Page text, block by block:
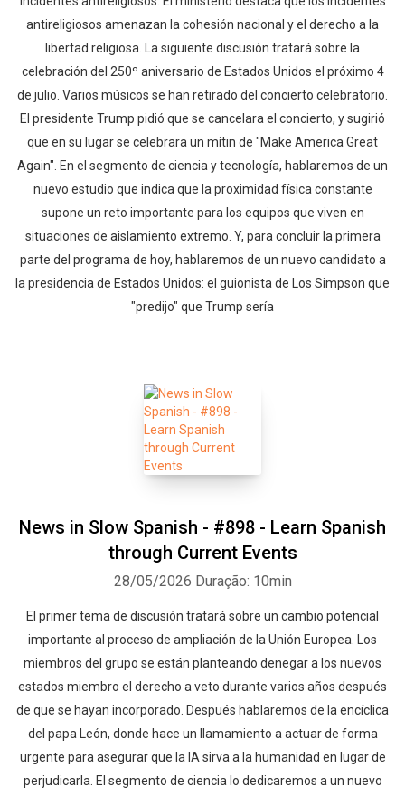
antireligiosos amenazan la cohesión nacional y el derecho a la
libertad religiosa. La siguiente discusión tratará sobre la
celebración del 250º aniversario de Estados Unidos el próximo 4
de julio. Varios músicos se han retirado del concierto celebratorio.
El presidente Trump pidió que se cancelara el concierto, y sugirió
que en su lugar se celebrara un mítin de "Make America Great
Again". En el segmento de ciencia y tecnología, hablaremos de un
nuevo estudio que indica que la proximidad física constante
supone un reto importante para los equipos que viven en
situaciones de aislamiento extremo. Y, para concluir la primera
parte del programa de hoy, hablaremos de un nuevo candidato a
la presidencia de Estados Unidos: el guionista de Los Simpson que
"predijo" que Trump sería
News in Slow Spanish - #898 - Learn Spanish
through Current Events
28/05/2026 Duração: 10min
El primer tema de discusión tratará sobre un cambio potencial
importante al proceso de ampliación de la Unión Europea. Los
miembros del grupo se están planteando denegar a los nuevos
estados miembro el derecho a veto durante varios años después
de que se hayan incorporado. Después hablaremos de la encíclica
del papa León, donde hace un llamamiento a actuar de forma
urgente para asegurar que la IA sirva a la humanidad en lugar de
perjudicarla. El segmento de ciencia lo dedicaremos a un nuevo
Whatsapp